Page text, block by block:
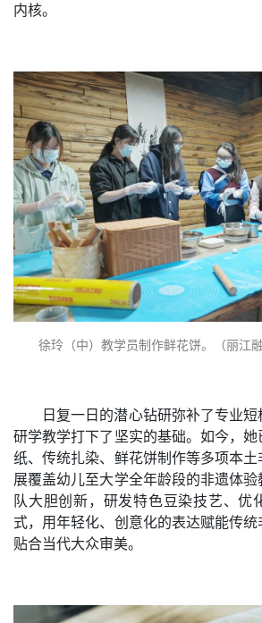
内核。
徐玲（中）教学员制作鲜花饼。（丽江
日复一日的潜心钻研弥补了专业
研学教学打下了坚实的基础。如今，
纸、传统扎染、鲜花饼制作等多项本
展覆盖幼儿至大学全年龄段的非遗体验
队大胆创新，研发特色豆染技艺、优
式，用年轻化、创意化的表达赋能传统
贴合当代大众审美。